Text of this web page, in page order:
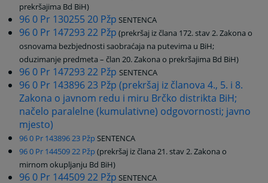
prekršajima Bd BiH)
96 0 Pr 130255 20 Pžp SENTENCA
96 0 Pr 147293 22 Pžp (prekršaj iz člana 172. stav 2. Zakona o
osnovama bezbjednosti saobraćaja na putevima u BiH;
oduzimanje predmeta – član 20. Zakona o prekršajima Bd BiH)
96 0 Pr 147293 22 Pžp SENTENCA
96 0 Pr 143896 23 Pžp (prekršaj iz članova 4., 5. i 8.
Zakona o javnom redu i miru Brčko distrikta BiH;
načelo paralelne (kumulativne) odgovornosti; javno
mjesto)
96 0 Pr 143896 23 PžpSENTENCA
96 0 Pr 144509 22 Pžp(prekršaj iz člana 21. stav 2. Zakona o
mirnom okupljanju Bd BiH)
96 0 Pr 144509 22 Pžp SENTENCA